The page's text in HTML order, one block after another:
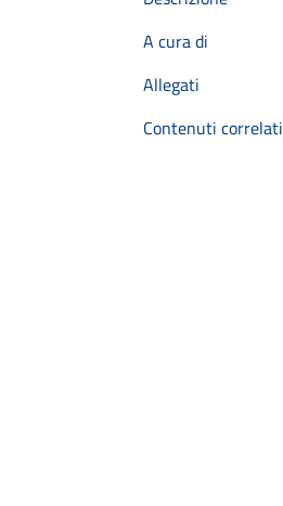
A cura di
Allegati
Contenuti correlati